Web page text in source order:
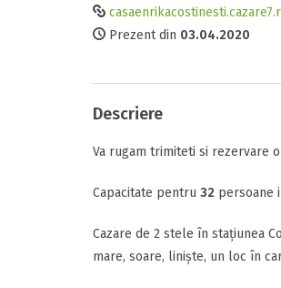
Prezent din 03.04.2020
Descriere
Va rugam trimiteti si rezervare
Capacitate pentru 32 persoane
Cazare de 2 stele în stațiunea
mare, soare, liniște, un loc în